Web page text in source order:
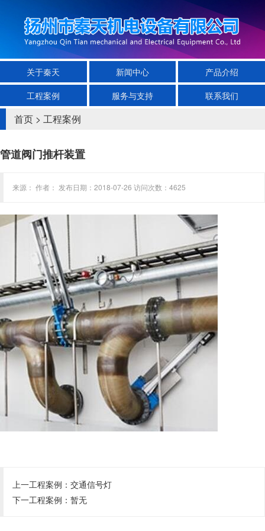
关于秦天 新闻中心
产品介绍
工程案例
服务与支持 联系我们
首页 > 工程案例
管道阀门推杆装置
来源： 作者： 发布日期：2018-07-26 访问次数：4625
上一工程案例： 交通信号灯
下一工程案例：暂无